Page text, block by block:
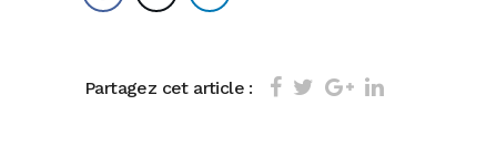
Partagez cet article :